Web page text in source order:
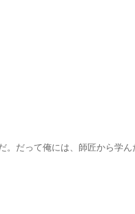
て俺には、師匠から学んだ